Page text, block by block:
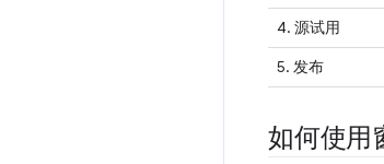
4. 源试用
5. 发布
如何使用